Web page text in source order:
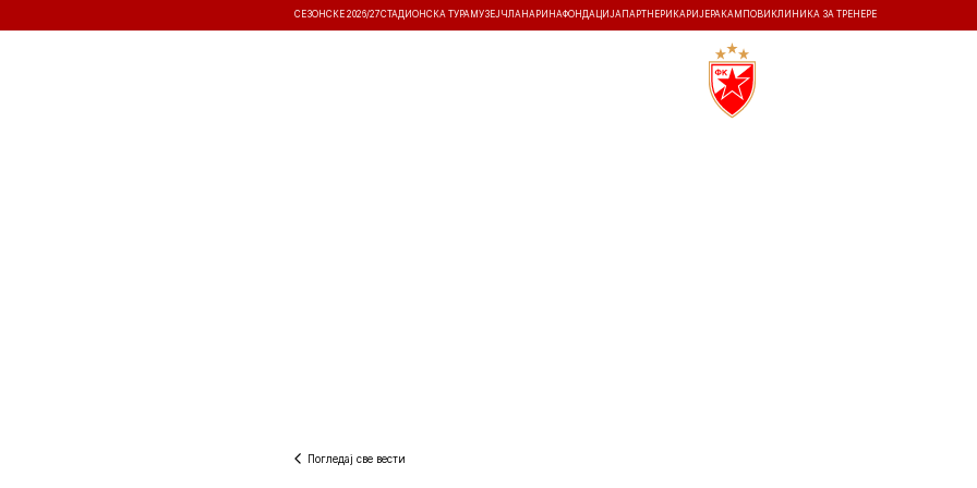
СЕЗОНСКЕ 2026/27СТАДИОНСКА ТУРА МУЗЕЈ ЧЛАНАРИНАФОНДАЦИЈА ПАРТНЕРИ КАРИЈЕРА КАМПОВИ КЛИНИКА ЗА ТРЕНЕРЕ
Погледај све вести